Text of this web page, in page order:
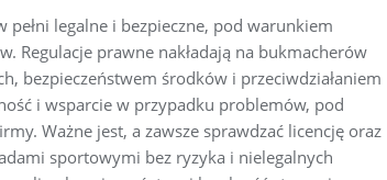
pełni legalne i bezpieczne, pod warunkiem
Regulacje prawne nakładają na bukmacherów
bezpieczeństwem środków i przeciwdziałaniem
i wsparcie w przypadku problemów, pod
Ważne jest, a zawsze sprawdzać licencję oraz
sportowymi bez ryzyka i nielegalnych